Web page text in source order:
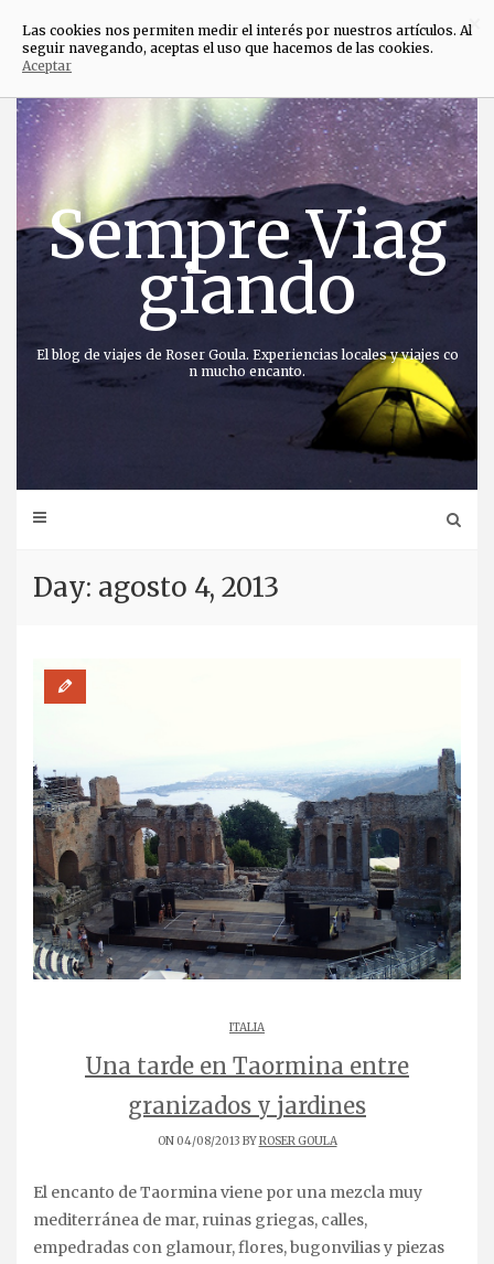
Saltar
contenido
Sempre Viag
giando
El blog de viajes de Roser Goula. Experiencias locales y viajes co
n mucho encanto.
Day: agosto 4, 2013
ITALIA
Una tarde en Taormina entre
granizados y jardines
ON 04/08/2013 BYROSER GOULA
El encanto de Taormina viene por una mezcla muy
mediterránea de mar, ruinas griegas, calles,
empedradas con glamour, flores, bugonvilias y piezas
×
Las cookies nos permiten medir el interés por nuestros artículos. Al
seguir navegando, aceptas el uso que hacemos de las cookies.
Aceptar